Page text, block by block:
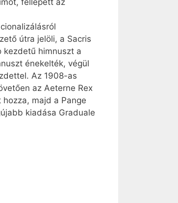
útra jelöli, a Sacris
kezdetű himnuszt a
énekelték, végül
Az 1908-as
az Aeterne Rex
majd a Pange
kiadása Graduale